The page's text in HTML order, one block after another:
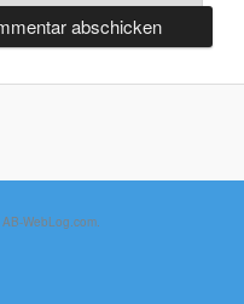
AB-WebLog.com.